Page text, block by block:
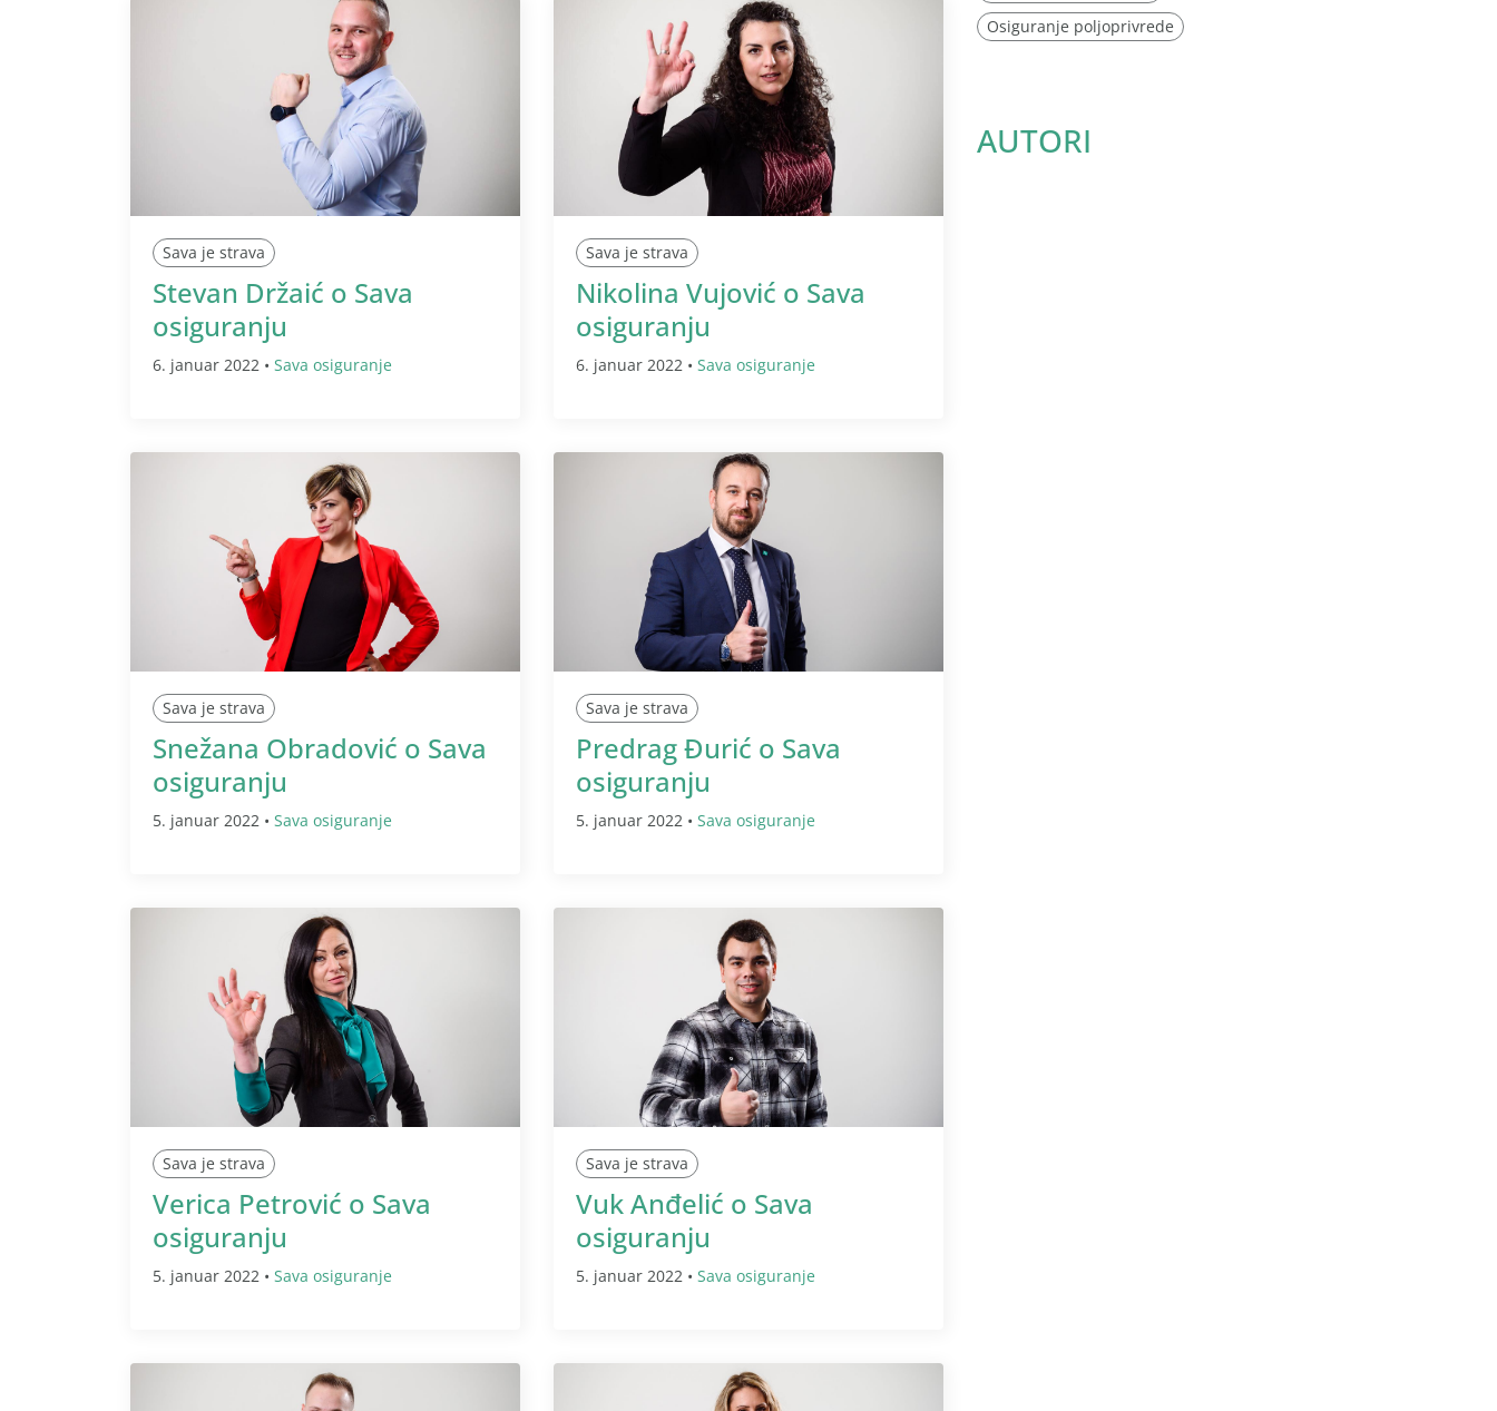
Sava je strava
Stevan Držaić o Sava
osiguranju
6. januar 2022 • Sava osiguranje
Sava je strava
Nikolina Vujović o Sava
osiguranju
6. januar 2022 • Sava osiguranje
Sava je strava
Snežana Obradović o Sava
osiguranju
5. januar 2022 • Sava osiguranje
Sava je strava
Predrag Đurić o Sava
osiguranju
5. januar 2022 • Sava osiguranje
Sava je strava
Verica Petrović o Sava
osiguranju
5. januar 2022 • Sava osiguranje
Sava je strava
Vuk Anđelić o Sava
osiguranju
5. januar 2022 • Sava osiguranje
Osiguranje poljoprivrede
AUTORI